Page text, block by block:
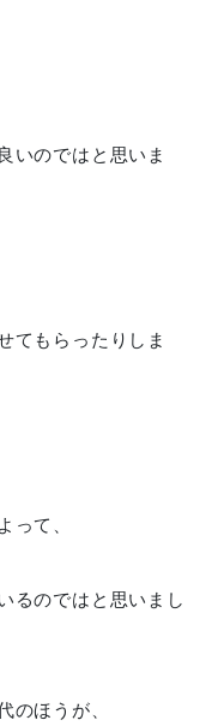
いのではと思いま
てもらったりしま
って、
るのではと思いまし
のほうが、